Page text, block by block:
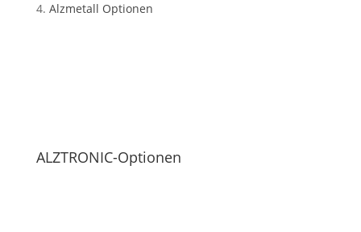
Alzmetall Optionen
ALZTRONIC-Optionen